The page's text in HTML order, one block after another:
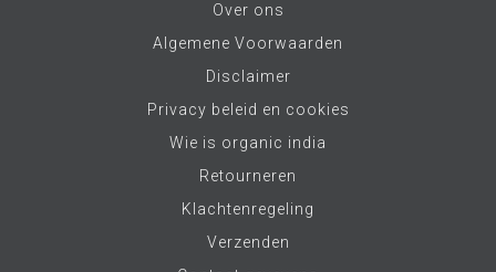
Over ons
Algemene Voorwaarden
Disclaimer
Privacy beleid en cookies
Wie is organic india
Retourneren
Klachtenregeling
Verzenden